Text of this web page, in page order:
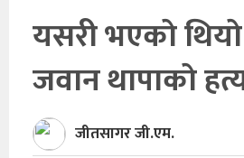
यसरी भएकाे थियाे
जवान थापाकाे
जीतसागर जी.एम.